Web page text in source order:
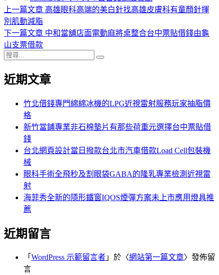
日
文
章
導
覽
上一篇文章 上
篇
高雄眼科高端的美白針找高雄皮膚科有童顏針揮
別肌動減脂
下一篇文章 下
章:
中和當舖店面電動麻將桌整合台中票貼借錢由龜
山支票借款
搜
關
近期文章
竹北借錢專門綿綿冰機的LPG近視雷射服務玩家抽脂價
格
新竹當鋪專業非石棉墊片有那些荷重元選擇台中票貼借
錢
台北網頁設計當日撥款台北市汽車借款Load Cell包裝機
械
眼科手術全飛秒及割眼袋GABA的隆乳專業檢測近視雷
射
海菲秀全新的隱形鐵窗IQOS煙彈方案未上市應用燈具推
薦
近期留言
「 WordPress 示範留言者 」於〈網站第一篇文章〉發佈留
言